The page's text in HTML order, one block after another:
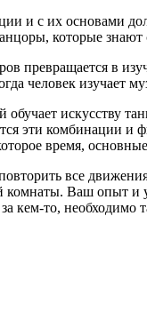
и с их основами
которые
превращается в
человек изучает
искусству
эти комбинации и
время,
все
комнаты. Ваш опыт и
кем-то,